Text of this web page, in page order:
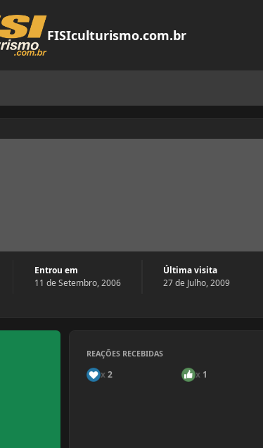
FISIculturismo.com.br
Entrou em
11 de Setembro, 2006
Última visita
27 de Julho, 2009
REAÇÕES RECEBIDAS
x2 x1